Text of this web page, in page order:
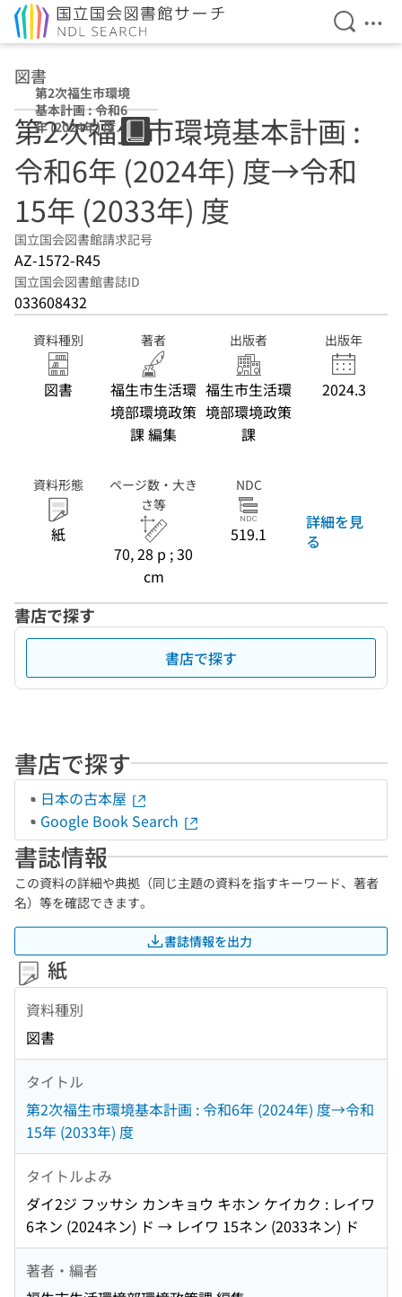
検索を
メ
図書
第2次福生市環境
基本計画 : 令和6
年 (2024年) 度→
令和15年 (2033
年) 度
第2次福生市環境基本計画 :
令和6年 (2024年) 度→令和
15年 (2033年) 度
国立国会図書館請求記号
AZ-1572-R45
国立国会図書館書誌ID
033608432
資料種別
図書
著者
福生市生活環
境部環境政策
課 編集
出版者
福生市生活環
境部環境政策
課
出版年
2024.3
資料形態
紙
ページ数・大き
さ等
70, 28 p ; 30
cm
NDC
519.1
詳細を見
る
書店で探す
書店で探す
書店で探す
日本の古本屋
Google Book Search
書誌情報
この資料の詳細や典拠（同じ主題の資料を指すキーワード、著者
名）等を確認できます。
書誌情報を出力
紙
資料種別
図書
タイトル
第2次福生市環境基本計画 : 令和6年 (2024年) 度→令和
15年 (2033年) 度
タイトルよみ
ダイ2ジ フッサシ カンキョウ キホン ケイカク : レイワ
6ネン (2024ネン) ド → レイワ 15ネン (2033ネン) ド
著者・編者